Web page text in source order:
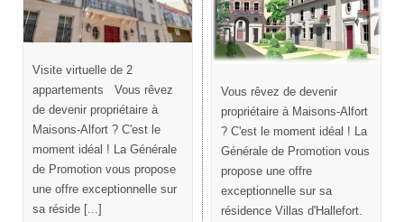
Visite virtuelle de 2
appartements Vous rêvez
de devenir propriétaire à
Maisons-Alfort ? C'est le
moment idéal ! La Générale
de Promotion vous propose
une offre exceptionnelle sur
sa réside [...]
Vous rêvez de devenir
propriétaire à Maisons-Alfort
? C'est le moment idéal ! La
Générale de Promotion vous
propose une offre
exceptionnelle sur sa
résidence Villas d'Hallefort.